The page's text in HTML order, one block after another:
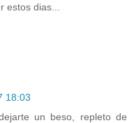
dias...
18:03
un beso, repleto de